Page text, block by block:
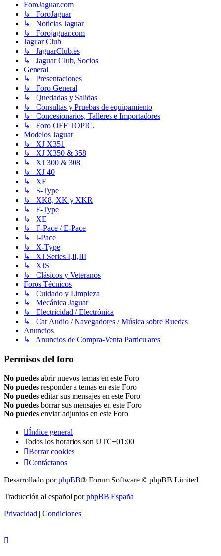
ForoJaguar.com
↳ ForoJaguar
↳ Noticias Jaguar
↳ Forojaguar.com
Jaguar Club
↳ JaguarClub.es
↳ Jaguar Club, Socios
General
↳ Presentaciones
↳ Foro General
↳ Quedadas y Salidas
↳ Consultas y Pruebas de equipamiento
↳ Concesionarios, Talleres e Importadores
↳ Foro OFF TOPIC.
Modelos Jaguar
↳ XJ X351
↳ XJ X350 & 358
↳ XJ 300 & 308
↳ XJ 40
↳ XF
↳ S-Type
↳ XK8, XK y XKR
↳ F-Type
↳ XE
↳ F-Pace / E-Pace
↳ I-Pace
↳ X-Type
↳ XJ Series I,II,III
↳ XJS
↳ Clásicos y Veteranos
Foros Técnicos
↳ Cuidado y Limpieza
↳ Mecánica Jaguar
↳ Electricidad / Electrónica
↳ Car Audio / Navegadores / Música sobre Ruedas
Anuncios
↳ Anuncios de Compra-Venta Particulares
Permisos del foro
No puedes abrir nuevos temas en este Foro
No puedes responder a temas en este Foro
No puedes editar sus mensajes en este Foro
No puedes borrar sus mensajes en este Foro
No puedes enviar adjuntos en este Foro
Índice general
Todos los horarios son UTC+01:00
Borrar cookies
Contáctanos
Desarrollado porphpBB® Forum Software © phpBB Limited
Traducción al español porphpBB España
Privacidad | Condiciones